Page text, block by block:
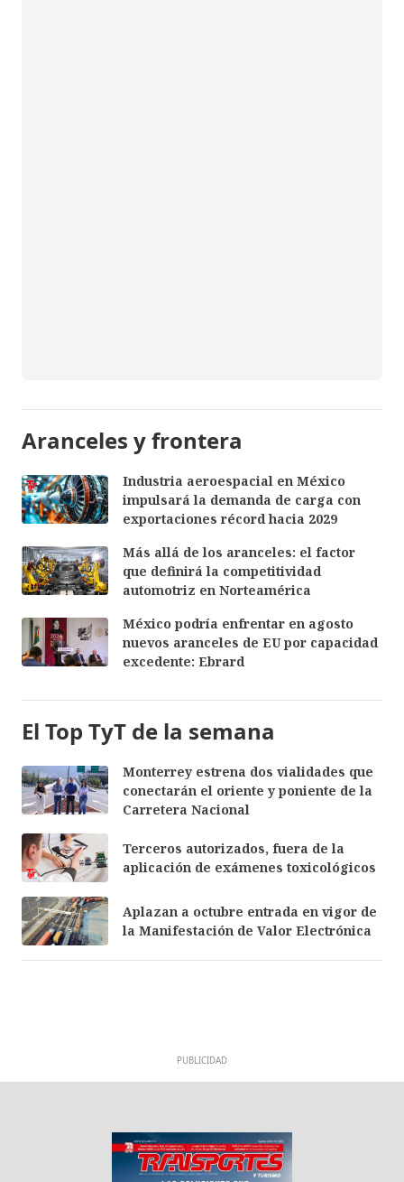
Aranceles y frontera
Industria aeroespacial en México
impulsará la demanda de carga con
exportaciones récord hacia 2029
Más allá de los aranceles: el factor
que definirá la competitividad
automotriz en Norteamérica
México podría enfrentar en agosto
nuevos aranceles de EU por capacidad
excedente: Ebrard
El Top TyT de la semana
Monterrey estrena dos vialidades que
conectarán el oriente y poniente de la
Carretera Nacional
Terceros autorizados, fuera de la
aplicación de exámenes toxicológicos
Aplazan a octubre entrada en vigor de
la Manifestación de Valor Electrónica
PUBLICIDAD